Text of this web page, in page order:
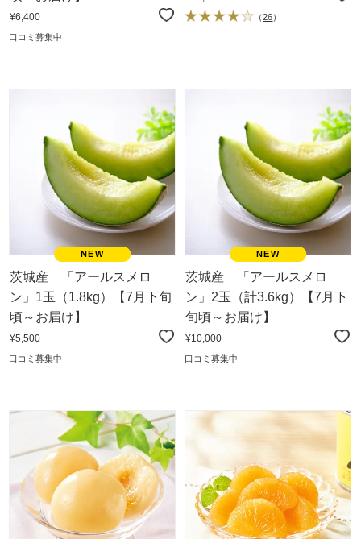
¥6,400
口コミ募集中
（26）
茨城産 「アールスメロ
ン」1玉（1.8kg）【7月下旬
頃～お届け】
¥5,500
口コミ募集中
茨城産 「アールスメロ
ン」2玉（計3.6kg）【7月下
旬頃～お届け】
¥10,000
口コミ募集中